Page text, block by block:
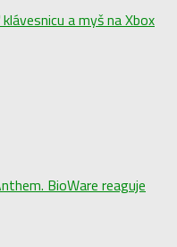
a myš na Xbox
BioWare reaguje